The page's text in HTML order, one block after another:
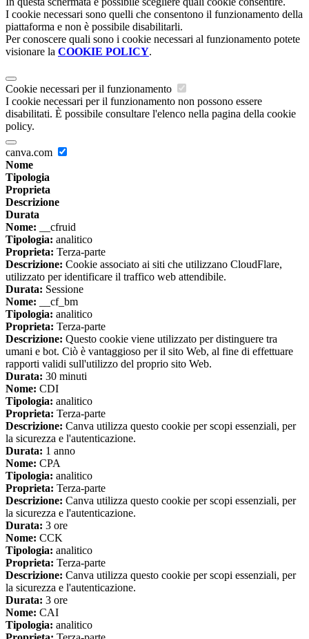
I cookie necessari sono quelli che consentono il funzionamento della
piattaforma e non è possibile disabilitarli.
Per conoscere quali sono i cookie necessari al funzionamento potete
visionare la COOKIE POLICY.
Cookie necessari per il funzionamento
I cookie necessari per il funzionamento non possono essere
disabilitati. È possibile consultare l'elenco nella pagina della cookie
policy.
canva.com
Nome
Tipologia
Proprieta
Descrizione
Durata
Nome: __cfruid
Tipologia: analitico
Proprieta: Terza-parte
Descrizione: Cookie associato ai siti che utilizzano CloudFlare,
utilizzato per identificare il traffico web attendibile.
Durata: Sessione
Nome: __cf_bm
Tipologia: analitico
Proprieta: Terza-parte
Descrizione: Questo cookie viene utilizzato per distinguere tra
umani e bot. Ciò è vantaggioso per il sito Web, al fine di effettuare
rapporti validi sull'utilizzo del proprio sito Web.
Durata: 30 minuti
Nome: CDI
Tipologia: analitico
Proprieta: Terza-parte
Descrizione: Canva utilizza questo cookie per scopi essenziali, per
la sicurezza e l'autenticazione.
Durata: 1 anno
Nome: CPA
Tipologia: analitico
Proprieta: Terza-parte
Descrizione: Canva utilizza questo cookie per scopi essenziali, per
la sicurezza e l'autenticazione.
Durata: 3 ore
Nome: CCK
Tipologia: analitico
Proprieta: Terza-parte
Descrizione: Canva utilizza questo cookie per scopi essenziali, per
la sicurezza e l'autenticazione.
Durata: 3 ore
Nome: CAI
Tipologia: analitico